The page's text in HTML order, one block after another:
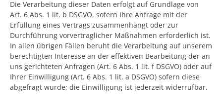
Die Verarbeitung dieser Daten erfolgt auf Grundlage von
Art. 6 Abs. 1 lit. b DSGVO, sofern Ihre Anfrage mit der
Erfüllung eines Vertrags zusammenhängt oder zur
Durchführung vorvertraglicher Maßnahmen erforderlich ist.
In allen übrigen Fällen beruht die Verarbeitung auf unserem
berechtigten Interesse an der effektiven Bearbeitung der an
uns gerichteten Anfragen (Art. 6 Abs. 1 lit. f DSGVO) oder auf
Ihrer Einwilligung (Art. 6 Abs. 1 lit. a DSGVO) sofern diese
abgefragt wurde; die Einwilligung ist jederzeit widerrufbar.